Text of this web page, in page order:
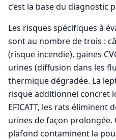
c’est la base du diagnostic
Les risques spécifiques à
sont au nombre de trois :
(risque incendie), gaines
urines (diffusion dans les
thermique dégradée. La
risque additionnel concret
EFICATT, les rats éliminent
urines de façon prolongée.
plafond contaminent la